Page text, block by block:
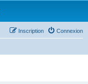
Connexion
Inscription